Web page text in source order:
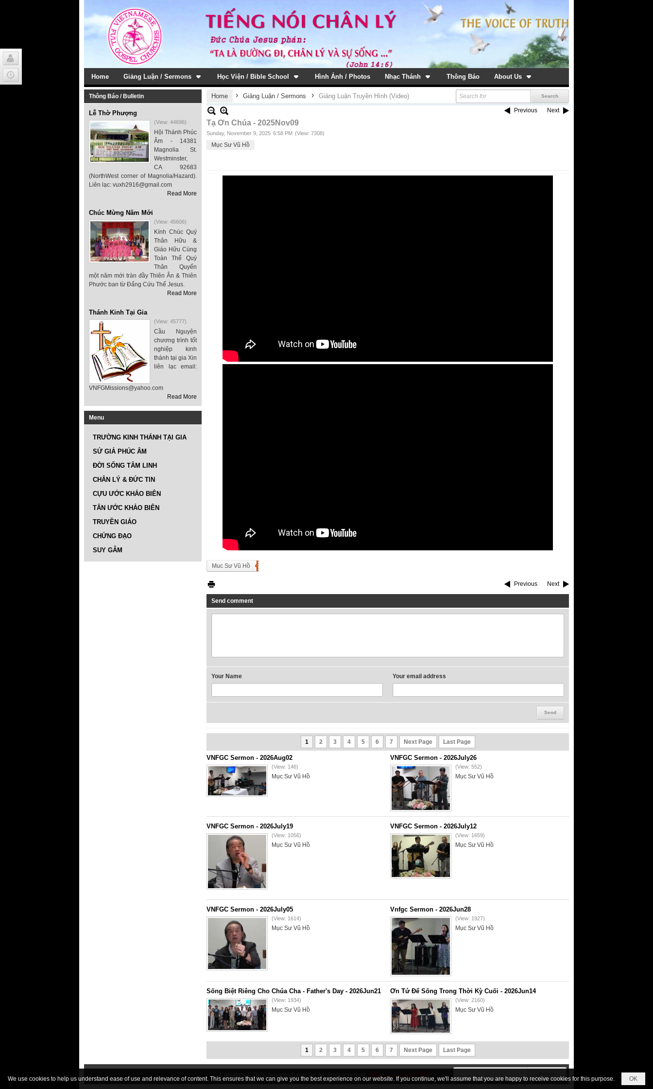
Home Giảng Luận / Sermons Học Viện / Bible School Hình Ảnh / Photos Nhạc Thánh Thông Báo About Us
Thông Báo / Bulletin
Lễ Thờ Phượng
(View: 44696)
Hội Thánh Phúc
Âm - 14381
Magnolia St.
Westminster,
CA 92683
(NorthWest corner of Magnolia/Hazard).
Liên lạc: vuxh2916@gmail.com
Read More
Chúc Mừng Năm Mới
(View: 45606)
Kính Chúc Quý
Thân Hữu &
Giáo Hữu Cùng
Toàn Thể Quý
Thân Quyến
một năm mới tràn đầy Thiên Ân & Thiên
Phước ban từ Đấng Cứu Thế Jesus.
Read More
Thánh Kinh Tại Gia
(View: 45777)
Cầu Nguyện
chương trình tốt
nghiệp kinh
thánh tại gia Xin
liên lạc email:
VNFGMissions@yahoo.com
Read More
Menu
TRƯỜNG KINH THÁNH TẠI GIA
SỨ GIẢ PHÚC ÂM
ĐỜI SỐNG TÂM LINH
CHÂN LÝ & ĐỨC TIN
CỰU ƯỚC KHẢO BIÊN
TÂN ƯỚC KHẢO BIÊN
TRUYỀN GIÁO
CHỨNG ĐẠO
SUY GẪM
Home › Giảng Luận / Sermons › Giảng Luận Truyền Hình (Video)
Previous Next
Tạ Ơn Chúa - 2025Nov09
Sunday, November 9, 2025 6:58 PM (View: 7308)
Mục Sư Vũ Hồ
Muc Sư Vũ Hồ
Previous Next
Send comment
Your Name Your email address
1 2 3 4 5 6 7 Next Page Last Page
VNFGC Sermon - 2026Aug02
(View: 146)
Mục Sư Vũ Hồ
VNFGC Sermon - 2026July26
(View: 552)
Mục Sư Vũ Hồ
VNFGC Sermon - 2026July19
(View: 1056)
Mục Sư Vũ Hồ
VNFGC Sermon - 2026July12
(View: 1659)
Mục Sư Vũ Hồ
VNFGC Sermon - 2026July05
(View: 1614)
Mục Sư Vũ Hồ
Vnfgc Sermon - 2026Jun28
(View: 1927)
Mục Sư Vũ Hồ
Sống Biệt Riêng Cho Chúa Cha - Father's Day - 2026Jun21
(View: 1934)
Mục Sư Vũ Hồ
Ơn Tứ Để Sống Trong Thời Kỳ Cuối - 2026Jun14
(View: 2160)
Mục Sư Vũ Hồ
1 2 3 4 5 6 7 Next Page Last Page
Copyright © 2026 tiengnoichanly.org All rights reserved
OK
We use cookies to help us understand ease of use and relevance of content. This ensures that we can give you the best experience on our website. If you continue, we'll assume that you are happy to receive cookies for this purpose.